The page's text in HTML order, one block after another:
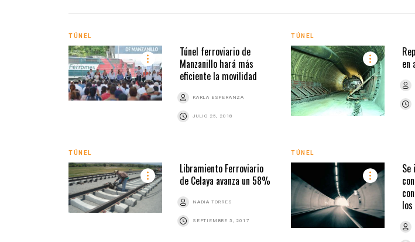
TÚNEL
Túnel ferroviario de
Manzanillo hará más
eficiente la movilidad
KARLA ESPERANZA
JULIO 25, 2018
TÚNEL
en
TÚNEL
Libramiento Ferroviario
de Celaya avanza un 58%
NADIA TORRES
SEPTIEMBRE 5, 2017
TÚNEL
Se
los